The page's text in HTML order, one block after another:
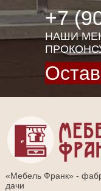
+7
НАШИ
«Мебель Франк» -
дачи